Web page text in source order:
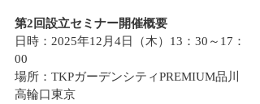
第2回設立セミナー開催概要
日時：2025年12月4日（木）13：30～17：
00
場所：TKPガーデンシティPREMIUM品川
高輪口東京